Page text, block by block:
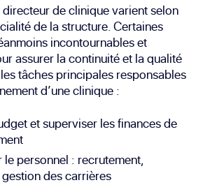
de clinique varient selon
de la structure. Certaines
incontournables et
assurer la continuité et la qualité
tâches principales responsables
d’une clinique :
et superviser les finances de
le personnel : recrutement,
des carrières